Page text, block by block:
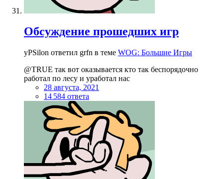
Обсуждение прошедших игр
yPSilon ответил grfn в теме WOG: Большие Игры
@TRUE так вот оказывается кто так беспорядочно
работал по лесу и уработал нас
28 августа, 2021
14 584 ответа